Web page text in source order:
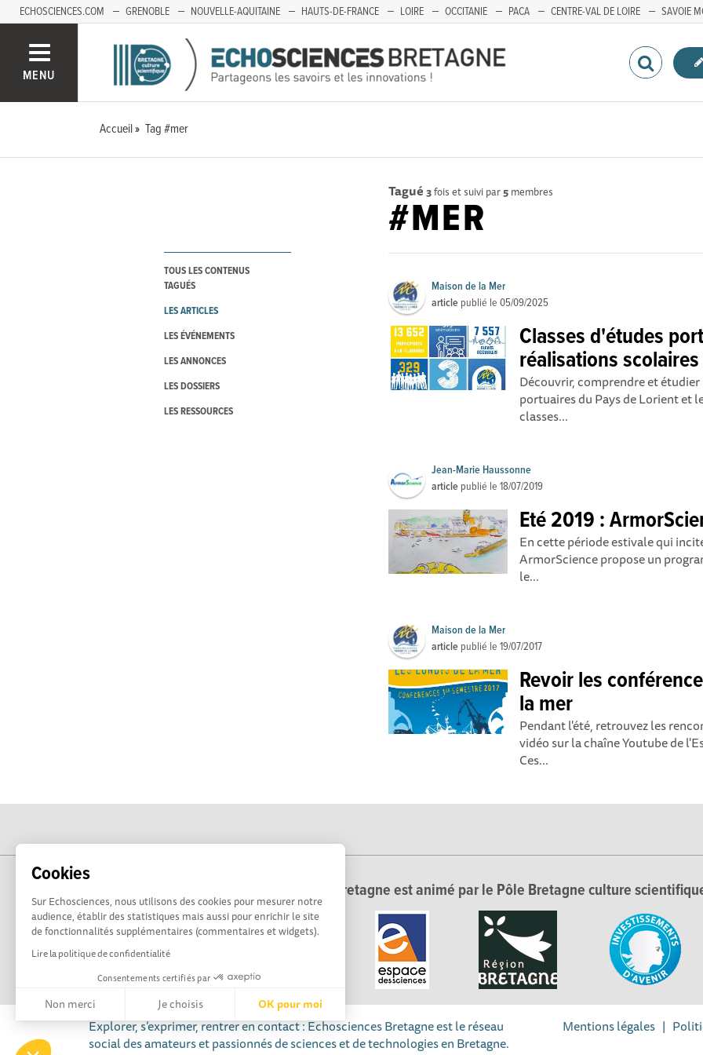
Cookies
Sur Echosciences, nous utilisons des cookies pour mesurer notre
audience, établir des statistiques mais aussi pour enrichir le site
de fonctionnalités supplémentaires (commentaires et widgets).
Lire la politique de confidentialité
Consentements certifiés par
Non merci Je choisis OK pour moi
Axeptio consent
Plateforme de Gestion du Consentement : Personnalisez vos Options
ECHOSCIENCES.COM GRENOBLE NOUVELLE-AQUITAINE HAUTS-DE-FRANCE LOIRE OCCITANIE PACA CENTRE-VAL DE LOIRE SAVOIE
MENU
Accueil Tag #mer
TOUS LES CONTENUS
TAGUÉS
LES ARTICLES
LES ÉVÉNEMENTS
LES ANNONCES
LES DOSSIERS
LES RESSOURCES
Tagué 3fois et suivi par5 membres
#MER
Maison de la Mer
article publié le05/09/2025
Classes d'études
réalisations
Découvrir, comprendre et
portuaires du Pays de Lorient et
classes...
Jean-Marie Haussonne
article publié le18/07/2019
Eté 2019 :
En cette période estivale qui
ArmorScience propose un
le...
Maison de la Mer
article publié le19/07/2017
Revoir les
la mer
Pendant l'été, retrouvez les
vidéo sur la chaîne Youtube de
Ces...
Echosciences Bretagne est animé par le Pôle Bretagne culture
Explorer, s’exprimer, rentrer en contact : Echosciences Bretagne est le réseau
social des amateurs et passionnés de sciences et de technologies en Bretagne.
Mentions légales|